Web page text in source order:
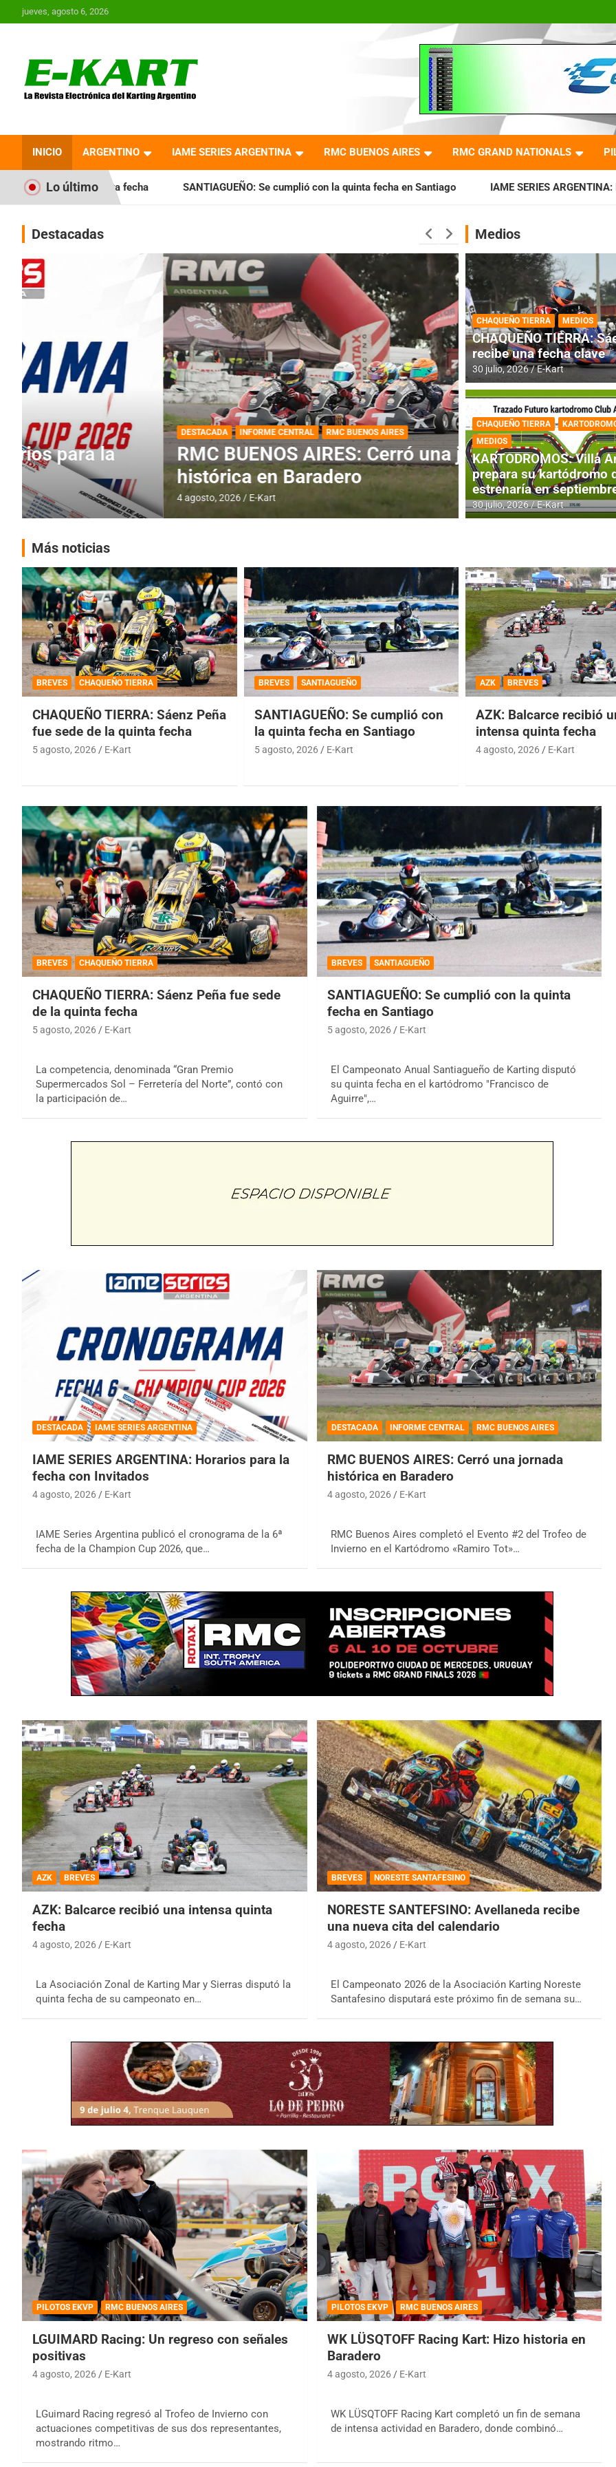
Saltar
al
jueves, agosto 6, 2026
Revista Electrónica del
Karting en Argentina
INICIO ARGENTINO IAME SERIES ARGENTINA RMC BUENOS AIRES RMC GRAND NATIONALS
Lo último
fecha SANTIAGUEÑO: Se cumplió con la quinta fecha en Santiago IAME SERIES ARGENTINA: Horarios para la
Destacadas
DESTACADA INFORME CENTRAL RMC BUENOS AIRES
RMC BUENOS AIRES: Cerró una jornada
histórica en Baradero
4 agosto, 2026 E-Kart
DESTACADA IAME SERIES
IAME SERIES
fecha con
4 agosto, 2026 E-Kart
Medios
CHAQUEÑO TIERRA MEDIOS
CHAQUEÑO TIERRA:
recibe una fecha clave
30 julio, 2026 E-Kart
CHAQUEÑO TIERRA
MEDIOS
KARTODROMOS: Villa
prepara su kartódromo
estrenaría en
30 julio, 2026 E-Kart
Más noticias
BREVES CHAQUEÑO TIERRA
CHAQUEÑO TIERRA: Sáenz Peña
fue sede de la quinta fecha
5 agosto, 2026 E-Kart
BREVES SANTIAGUEÑO
SANTIAGUEÑO: Se cumplió con
la quinta fecha en Santiago
5 agosto, 2026 E-Kart
AZK BREVES
AZK: Balcarce recibió
intensa quinta fecha
4 agosto, 2026 E-Kart
BREVES CHAQUEÑO TIERRA
CHAQUEÑO TIERRA: Sáenz Peña fue sede
de la quinta fecha
5 agosto, 2026 E-Kart
La competencia, denominada “Gran Premio
Supermercados Sol – Ferretería del Norte”, contó con
la participación de…
BREVES SANTIAGUEÑO
SANTIAGUEÑO: Se cumplió con la quinta
fecha en Santiago
5 agosto, 2026 E-Kart
El Campeonato Anual Santiagueño de Karting disputó
su quinta fecha en el kartódromo "Francisco de
Aguirre",…
DESTACADA IAME SERIES ARGENTINA
IAME SERIES ARGENTINA: Horarios para la
fecha con Invitados
4 agosto, 2026 E-Kart
IAME Series Argentina publicó el cronograma de la 6ª
fecha de la Champion Cup 2026, que…
DESTACADA INFORME CENTRAL RMC BUENOS AIRES
RMC BUENOS AIRES: Cerró una jornada
histórica en Baradero
4 agosto, 2026 E-Kart
RMC Buenos Aires completó el Evento #2 del Trofeo de
Invierno en el Kartódromo «Ramiro Tot»…
AZK BREVES
AZK: Balcarce recibió una intensa quinta
fecha
4 agosto, 2026 E-Kart
La Asociación Zonal de Karting Mar y Sierras disputó la
quinta fecha de su campeonato en…
BREVES NORESTE SANTAFESINO
NORESTE SANTEFSINO: Avellaneda recibe
una nueva cita del calendario
4 agosto, 2026 E-Kart
El Campeonato 2026 de la Asociación Karting Noreste
Santafesino disputará este próximo fin de semana su…
PILOTOS EKVP RMC BUENOS AIRES
LGUIMARD Racing: Un regreso con señales
positivas
4 agosto, 2026 E-Kart
LGuimard Racing regresó al Trofeo de Invierno con
actuaciones competitivas de sus dos representantes,
mostrando ritmo…
PILOTOS EKVP RMC BUENOS AIRES
WK LÜSQTOFF Racing Kart: Hizo historia en
Baradero
4 agosto, 2026 E-Kart
WK LÜSQTOFF Racing Kart completó un fin de semana
de intensa actividad en Baradero, donde combinó…